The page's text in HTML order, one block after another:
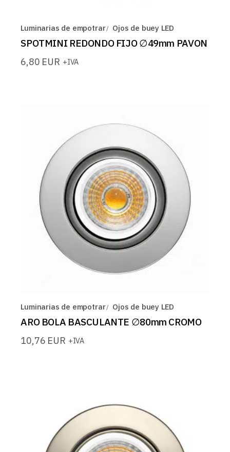
Luminarias de empotrar Ojos de buey LED
SPOTMINI REDONDO FIJO ∅49mm PAVON
6,80 EUR +IVA
Luminarias de empotrar Ojos de buey LED
ARO BOLA BASCULANTE ∅80mm CROMO
10,76 EUR +IVA